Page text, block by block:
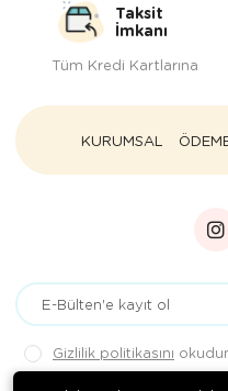
Taksit
İmkanı
Tüm Kredi Kartlarına
KURUMSAL
Gizlilik politikasını